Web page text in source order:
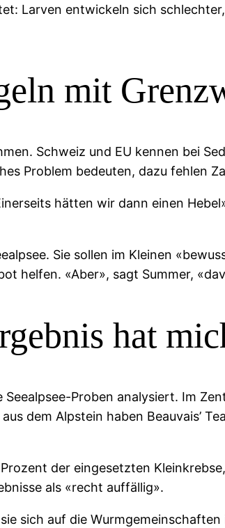
Larven entwickeln sich
mit
Schweiz und EU kennen bei
Problem bedeuten, dazu fehlen
hätten wir dann einen
Sie sollen im Kleinen
helfen. «Aber», sagt Summer,
hat
Proben analysiert. Im
dem Alpstein haben Beauvais’
der eingesetzten
als «recht auffällig».
sich auf die